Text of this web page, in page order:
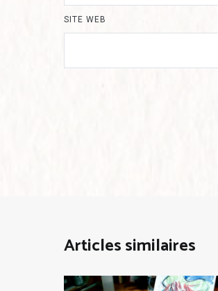
SITE WEB
Articles similaires